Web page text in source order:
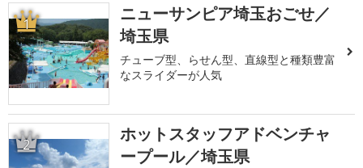
1
ニューサンピア埼玉おごせ／
埼玉県
チューブ型、らせん型、直線型と種類豊富
なスライダーが人気
2
ホットスタッフアドベンチャ
ープール／埼玉県